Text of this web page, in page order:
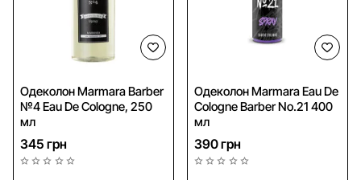
Одеколон Marmara Barber
№4 Eau De Cologne, 250
мл
345 грн
Одеколон Marmara Eau De
Cologne Barber No.21 400
мл
390 грн